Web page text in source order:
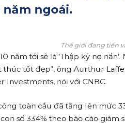
ngoái.
Thế giới đang tiến
năm tới sẽ là ‘Thập kỷ nợ
tốt đẹp”, ông Aurthur
Investments, nói với CNBC.
toàn cầu đã tăng lên mức
con số 334% theo báo cáo